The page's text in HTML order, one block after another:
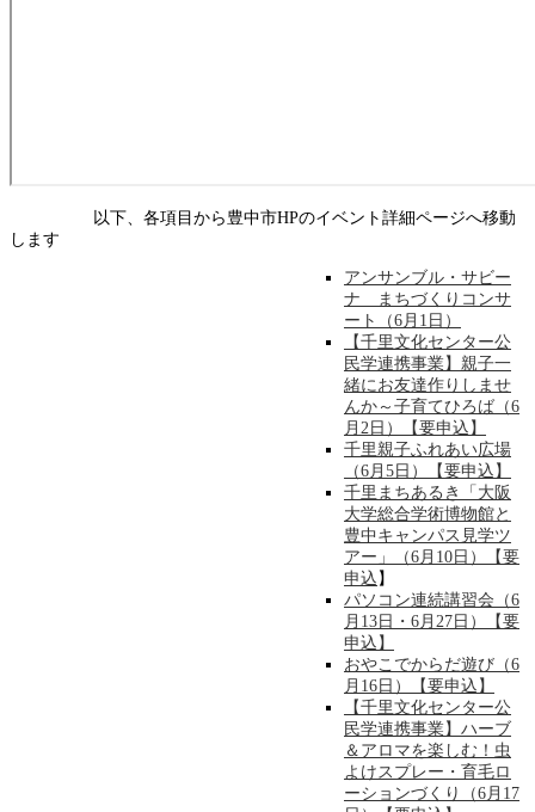
以下、各項目から豊中市HPのイベント詳細ページへ移動
します
アンサンブル・サビー
ナ まちづくりコンサ
ート（6月1日）
【千里文化センター公
民学連携事業】親子一
緒にお友達作りしませ
んか～子育てひろば（6
月2日）【要申込】
千里親子ふれあい広場
（6月5日）【要申込】
千里まちあるき「大阪
大学総合学術博物館と
豊中キャンパス見学ツ
アー」（6月10日）【要
申込 】
パソコン連続講習会（6
月13日・6月27日）【要
申込】
おやこでからだ遊び（6
月16日）【要申込】
【千里文化センター公
民学連携事業】ハーブ
＆アロマを楽しむ！虫
よけスプレー・育毛ロ
ーションづくり（6月17